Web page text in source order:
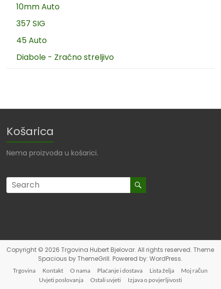
10mm Auto
357 SIG
45 Auto
Diabole - Zračno streljivo
Košarica
Nema proizvoda u košarici.
Copyright © 2026Trgovina Hubert Bjelovar. All rights reserved. Theme
Spacious by ThemeGrill. Powered by:WordPress.
Trgovina Kontakt O nama Plaćanje i dostava Lista želja
Moj račun
Uvjeti poslovanja
Ostali uvjeti Izjava o povjerljivosti